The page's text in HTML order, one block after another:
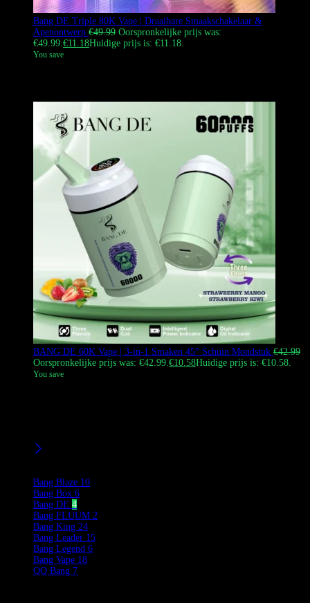
Bang DE Triple 80K Vape | Draaibare Smaakschakelaar &
Apenontwerp €49.99 Oorspronkelijke prijs was:
€49.99.€11.18Huidige prijs is: €11.18.
You save
BANG DE 60K Vape | 3-in-1 Smaken 45° Schuin Mondstuk €42.99
Oorspronkelijke prijs was: €42.99.€10.58Huidige prijs is: €10.58.
You save
Bang Blaze 10
Bang Box 6
Bang DE 4
Bang FLUUM 2
Bang King 24
Bang Leader 15
Bang Legend 6
Bang Vape 18
QQ Bang 7